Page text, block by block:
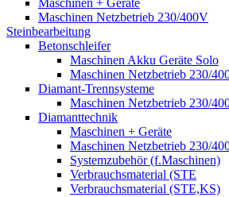
Maschinen + Geräte
Maschinen Netzbetrieb 230/400V
Steinbearbeitung
Betonschleifer
Maschinen Akku Geräte Solo
Maschinen Netzbetrieb 230/
Diamant-Trennsysteme
Maschinen Netzbetrieb 230/
Diamanttechnik
Maschinen + Geräte
Maschinen Netzbetrieb 230/
Systemzubehör (f.Maschinen)
Verbrauchsmaterial (STE
Verbrauchsmaterial (STE,KS)